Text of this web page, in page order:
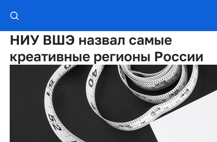
НИУ ВШЭ назвал самые
креативные регионы России